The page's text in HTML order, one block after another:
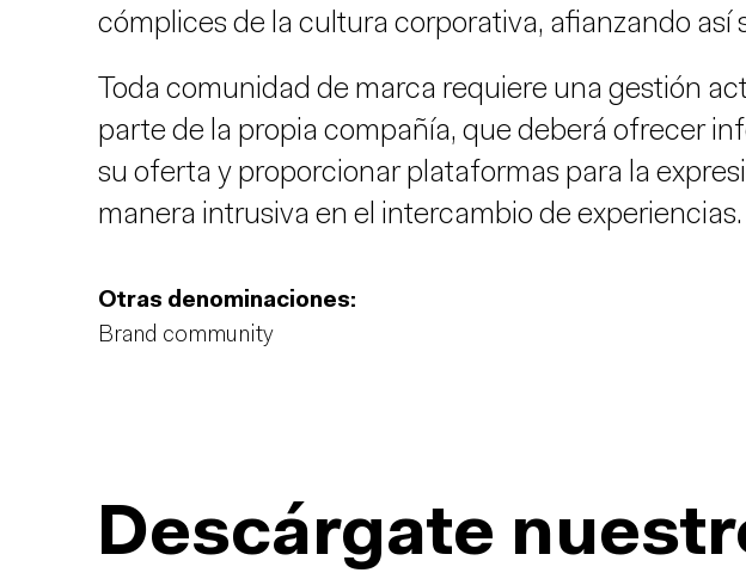
cómplices de la cultura corporativa, afianzando así
Toda comunidad de marca requiere una gestión
parte de la propia compañía, que deberá ofrecer
su oferta y proporcionar plataformas para la
manera intrusiva en el intercambio de experiencias.
Otras denominaciones:
Brand community
Descárgate